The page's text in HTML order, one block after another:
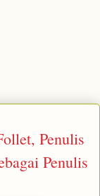
Penulis
Penulis